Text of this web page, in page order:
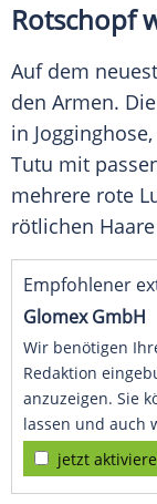
Rotschopf
Auf dem
den Armen.
in
Tutu mit
mehrere rote
rötlichen
Empfohlener
Glomex GmbH
Wir benötigen
Redaktion
anzuzeigen. Sie
lassen und auch
jetzt